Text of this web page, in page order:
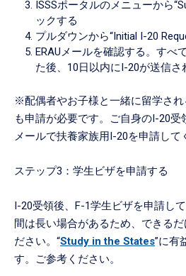
ISSSポータルのメニューから
ックする
プルダウンから“Initial I-20
ERAUメールを確認する。すべ
た後、10日以内にI-20が送信さ
※配偶者やお子様と一緒に留学さ
も申請が必要です。ご自身のI-20受
メールで扶養家族用I-20を申請して
ステップ3：学生ビザを申請する
I-20受領後、F-1学生ビザを申請し
間は長い場合があるため、できる
ださい。“Study in the States”に有
す。ご参考ください。